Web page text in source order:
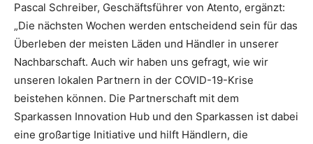
Pascal Schreiber, Geschäftsführer von Atento, ergänzt:
„Die nächsten Wochen werden entscheidend sein für das
Überleben der meisten Läden und Händler in unserer
Nachbarschaft. Auch wir haben uns gefragt, wie wir
unseren lokalen Partnern in der COVID-19-Krise
beistehen können. Die Partnerschaft mit dem
Sparkassen Innovation Hub und den Sparkassen ist dabei
eine großartige Initiative und hilft Händlern, die